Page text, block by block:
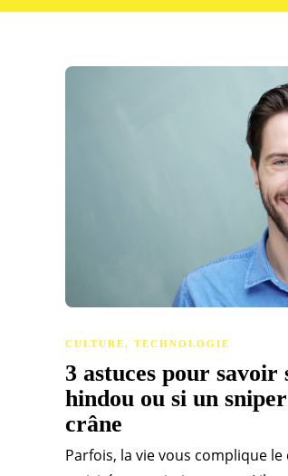
CULTURE, TECHNOLOGIE
3 astuces pour savoir
hindou ou si un
crâne
Parfois, la vie vous complique